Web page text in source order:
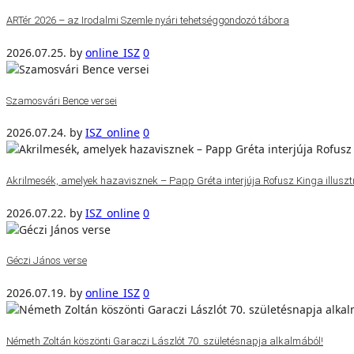
ARTér 2026 – az Irodalmi Szemle nyári tehetséggondozó tábora
2026.07.25. by online_ISZ 0
Szamosvári Bence versei
2026.07.24. by ISZ_online 0
Akrilmesék, amelyek hazavisznek – Papp Gréta interjúja Rofusz Kinga
2026.07.22. by ISZ_online 0
Géczi János verse
2026.07.19. by online_ISZ 0
Németh Zoltán köszönti Garaczi Lászlót 70. születésnapja alkalmából!